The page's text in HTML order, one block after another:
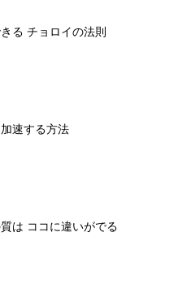
る チョロイの法則
速する方法
は ココに違いがでる